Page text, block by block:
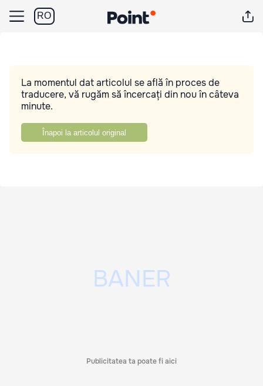
RO
La momentul dat articolul se află în proces de
traducere, vă rugăm să încercați din nou în câteva
minute.
Înapoi la articolul original
Publicitatea ta poate fi aici